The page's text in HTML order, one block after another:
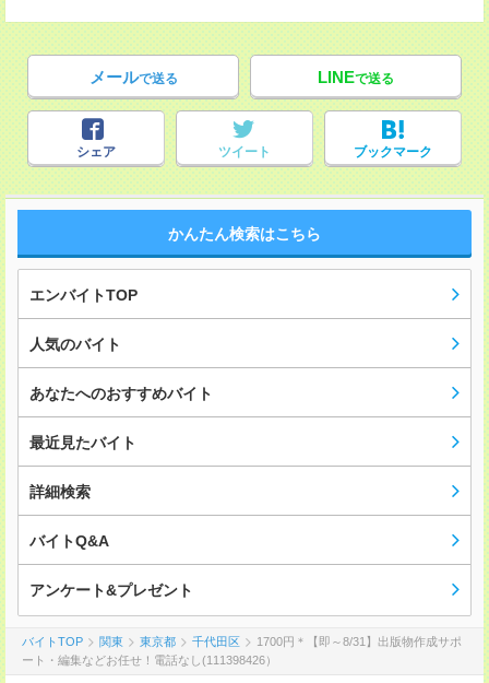
メールで送る LINEで送る
シェア ツイート ブックマーク
かんたん検索はこちら
エンバイトTOP
人気のバイト
あなたへのおすすめバイト
最近見たバイト
詳細検索
バイトQ&A
アンケート&プレゼント
バイトTOP 関東 東京都 千代田区
1700円＊【即～8/31】出版物作成サポ
ート・編集などお任せ！電話なし(111398426）